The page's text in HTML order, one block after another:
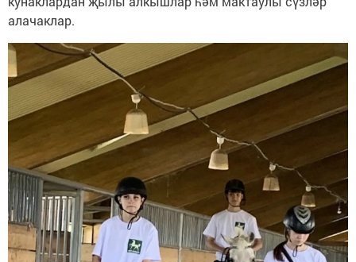
алачаклар.